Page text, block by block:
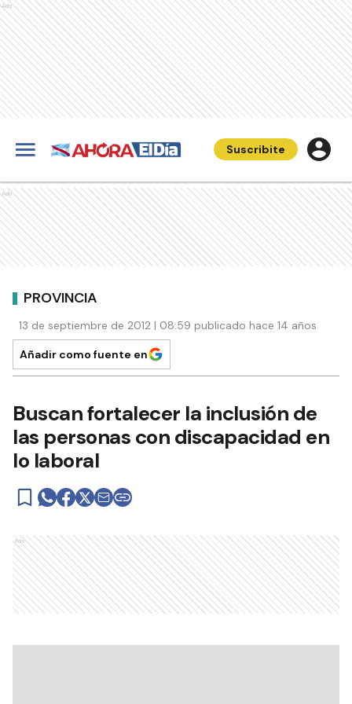
Ads
Suscribite
Ads
PROVINCIA
13 de septiembre de 2012 | 08:59 publicado hace 14 años
Añadir como fuente en
Buscan fortalecer la inclusión de
las personas con discapacidad en
lo laboral
Ads